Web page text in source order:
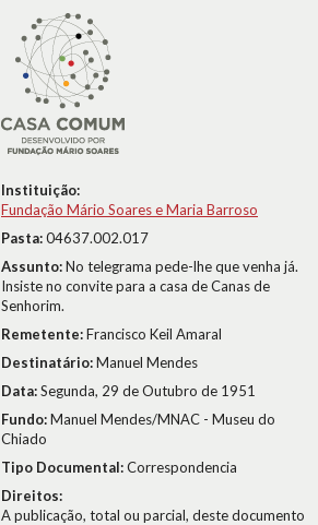
Instituição:
Fundação Mário Soares e Maria Barroso
Pasta:04637.002.017
Assunto:No telegrama pede-lhe que venha já.
Insiste no convite para a casa de Canas de
Senhorim.
Remetente:Francisco Keil Amaral
Destinatário:Manuel Mendes
Data:Segunda, 29 de Outubro de 1951
Fundo:Manuel Mendes/MNAC - Museu do
Chiado
Tipo Documental:Correspondencia
Direitos:
A publicação, total ou parcial, deste documento